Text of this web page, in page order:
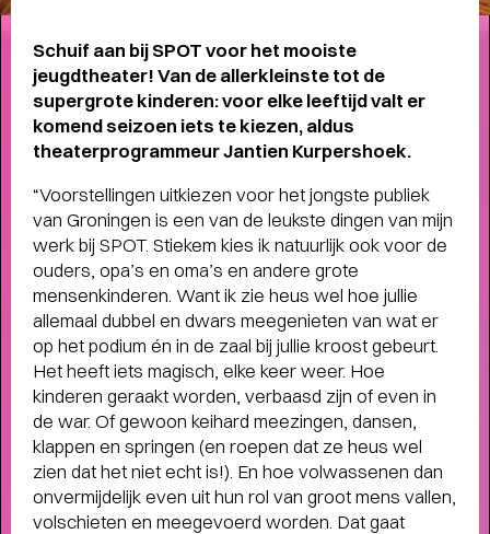
ALLE STORIESVAN
SPOT GRONINGEN:
NIEUWS,INTERVIEWS,
COLUMNS,KORTEEN
LANGE VERHALEN
Schuif aan bij SPOT voor het mooiste
jeugdtheater! Van de allerkleinste tot de
supergrote kinderen: voor elke leeftijd valt er
komend seizoen iets te kiezen, aldus
theaterprogrammeur Jantien Kurpershoek.
“Voorstellingen uitkiezen voor het jongste publiek
van Groningen is een van de leukste dingen van mijn
werk bij SPOT. Stiekem kies ik natuurlijk ook voor de
ouders, opa’s en oma’s en andere grote
mensenkinderen. Want ik zie heus wel hoe jullie
allemaal dubbel en dwars meegenieten van wat er
op het podium én in de zaal bij jullie kroost gebeurt.
Het heeft iets magisch, elke keer weer. Hoe
kinderen geraakt worden, verbaasd zijn of even in
de war. Of gewoon keihard meezingen, dansen,
klappen en springen (en roepen dat ze heus wel
zien dat het niet echt is!). En hoe volwassenen dan
onvermijdelijk even uit hun rol van groot mens vallen,
volschieten en meegevoerd worden. Dat gaat